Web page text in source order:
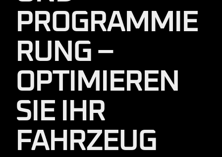
PROGRAMMIE
RUNG –
OPTIMIEREN
SIE IHR
FAHRZEUG